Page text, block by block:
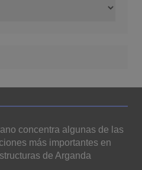
concentra algunas de las
más importantes en
de Arganda